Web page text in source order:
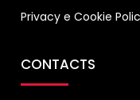
Privacy eCookie
CONTACTS